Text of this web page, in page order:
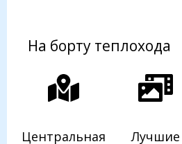
На борту теплохода
Центральная Лучшие